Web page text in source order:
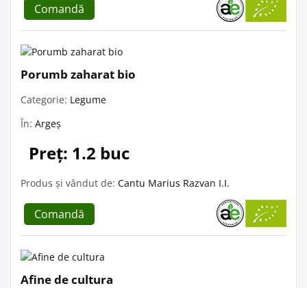
Comandă
Porumb zaharat bio
Categorie: Legume
În: Argeș
Preț: 1.2 buc
Produs și vândut de: Cantu Marius Razvan I.I.
Comandă
Afine de cultura